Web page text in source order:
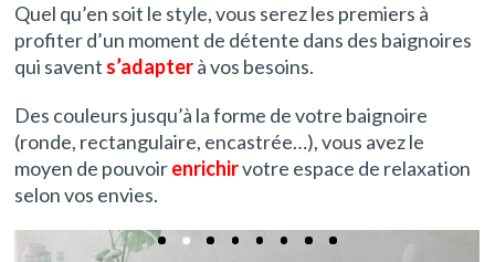
Quel qu’en soit le style, vous serez les premiers à
profiter d’un moment de détente dans des baignoires
qui savent s’adapterà vos besoins.
Des couleurs jusqu’à la forme de votre baignoire
(ronde, rectangulaire, encastrée…), vous avez le
moyen de pouvoirenrichirvotre espace de relaxation
selon vos envies.